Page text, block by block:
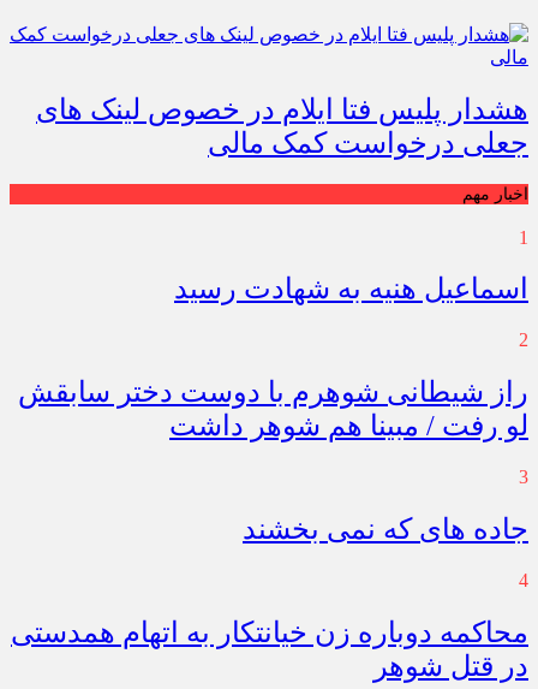
هشدار پلیس فتا ایلام در خصوص لینک های
جعلی درخواست کمک مالی
اخبار مهم
1
اسماعیل هنیه به شهادت رسید
2
راز شیطانی شوهرم با دوست دختر سابقش
لو رفت / مبینا هم شوهر داشت
3
جاده های که نمی بخشند
4
محاکمه دوباره زن خیانتکار به اتهام همدستی
در قتل شوهر